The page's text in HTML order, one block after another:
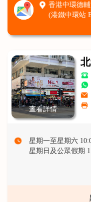
香港中環德
(港鐵中環站
查看詳情
星期一至星期六
星期日及公眾假期